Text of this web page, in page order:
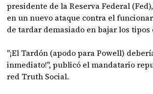
presidente de la Reserva Federal
en un nuevo ataque contra el
de tardar demasiado en bajar los tipos
"¡El Tardón (apodo para Powell)
inmediato!", publicó el mandatario
red Truth Social.